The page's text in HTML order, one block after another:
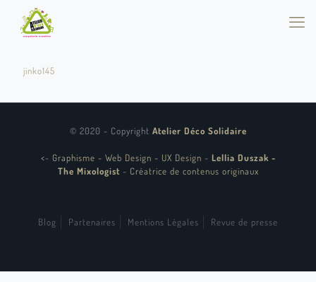
jinko145
© 2020 - Copyright Atelier Déco Solidaire
<- Graphisme - Web Design - UX Design - Lellia Duszak -
The Mixologist - Créatrice de contenus originaux
Blog Partenaires Mentions Légales Revue de presse